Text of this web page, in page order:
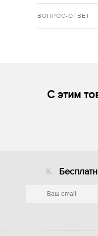
ВОПРОС-ОТВЕТ
С этим